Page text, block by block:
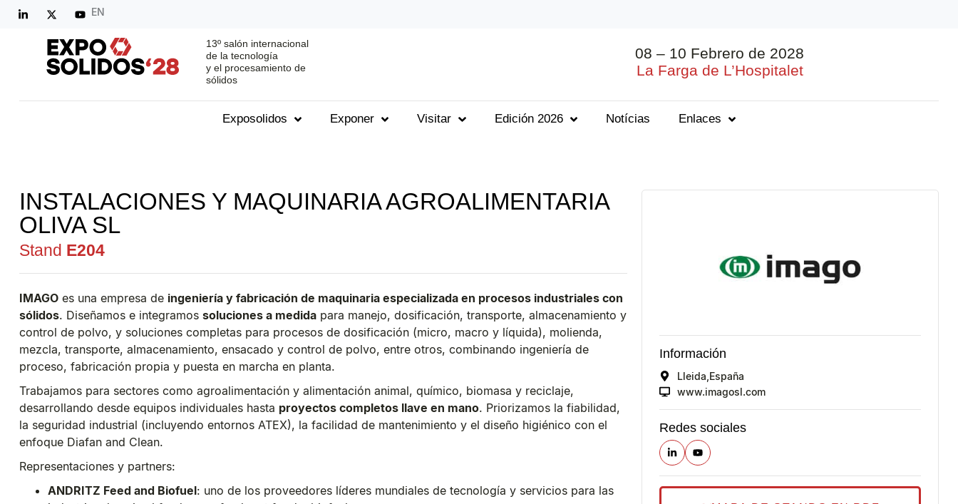
EN
13º salón internacional
de la tecnología
y el procesamiento de
sólidos
08 – 10 Febrero de 2028
La Farga de L’Hospitalet
Exposolidos Exponer Visitar Edición 2026 Notícias Enlaces
INSTALACIONES Y MAQUINARIA AGROALIMENTARIA
OLIVA SL
Stand E204
IMAGO es una empresa de ingeniería y fabricación de maquinaria especializada en procesos industriales con
sólidos. Diseñamos e integramos soluciones a medida para manejo, dosificación, transporte, almacenamiento y
control de polvo, y soluciones completas para procesos de dosificación (micro, macro y líquida), molienda,
mezcla, transporte, almacenamiento, ensacado y control de polvo, entre otros, combinando ingeniería de
proceso, fabricación propia y puesta en marcha en planta.
Trabajamos para sectores como agroalimentación y alimentación animal, químico, biomasa y reciclaje,
desarrollando desde equipos individuales hasta proyectos completos llave en mano. Priorizamos la fiabilidad,
la seguridad industrial (incluyendo entornos ATEX), la facilidad de mantenimiento y el diseño higiénico con el
enfoque Diafan and Clean.
Representaciones y partners:
ANDRITZ Feed and Biofuel: uno de los proveedores líderes mundiales de tecnología y servicios para las
Información
Lleida, España
www.imagosl.com
Redes sociales